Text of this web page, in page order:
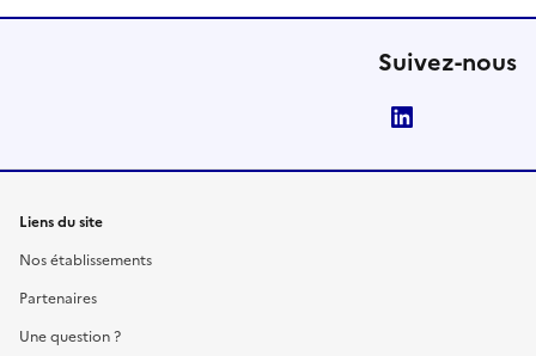
Suivez-nous
Liens du site
Nos établissements
Partenaires
Une question ?